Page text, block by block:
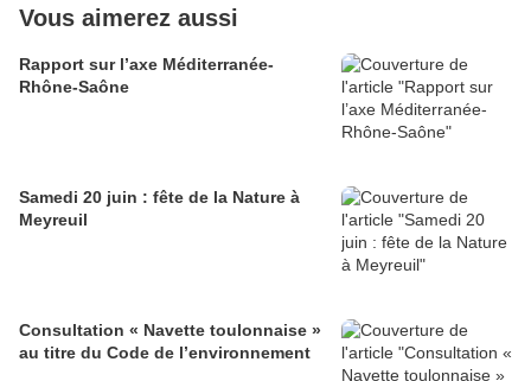
Vous aimerez aussi
Rapport sur l’axe Méditerranée-
Rhône-Saône
Samedi 20 juin : fête de la Nature à
Meyreuil
Consultation « Navette toulonnaise »
au titre du Code de l’environnement